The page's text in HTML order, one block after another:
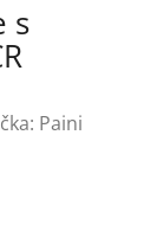
s
Paini